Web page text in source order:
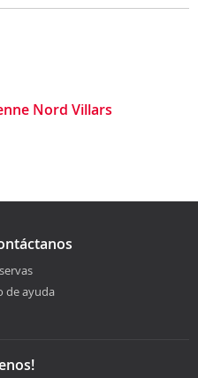
Nord Villars
de ayuda